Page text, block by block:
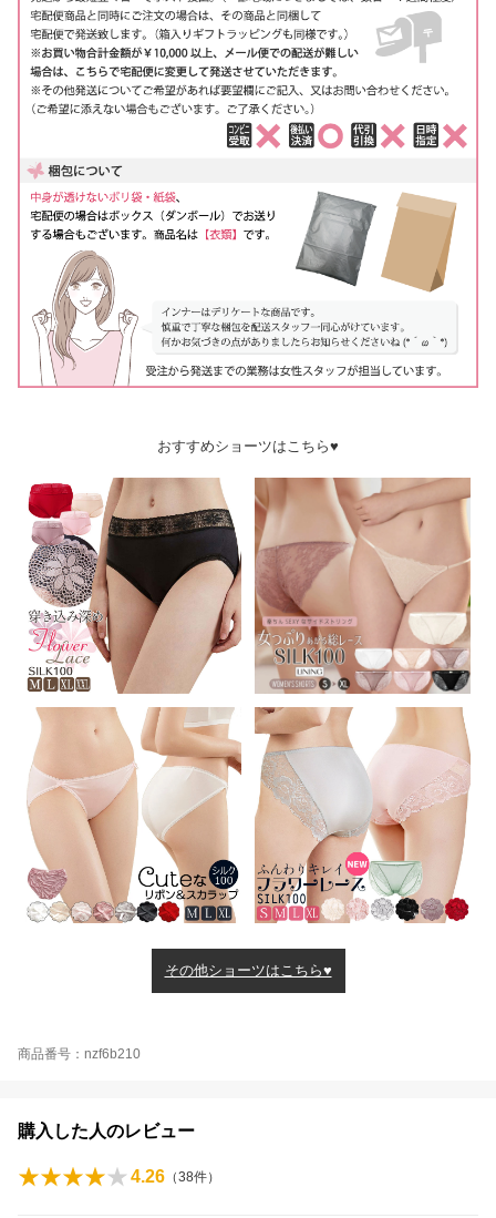
おすすめショーツはこちら♥
その他ショーツはこちら♥
商品番号：nzf6b210
購入した人のレビュー
4.26 （38件）